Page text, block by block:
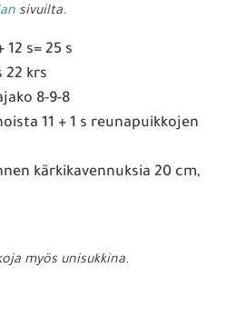
sivuilta.
12 s= 25 s
22 krs
8-9-8
11 + 1 s reunapuikkojen
kärkikavennuksia 20 cm,
myös unisukkina.